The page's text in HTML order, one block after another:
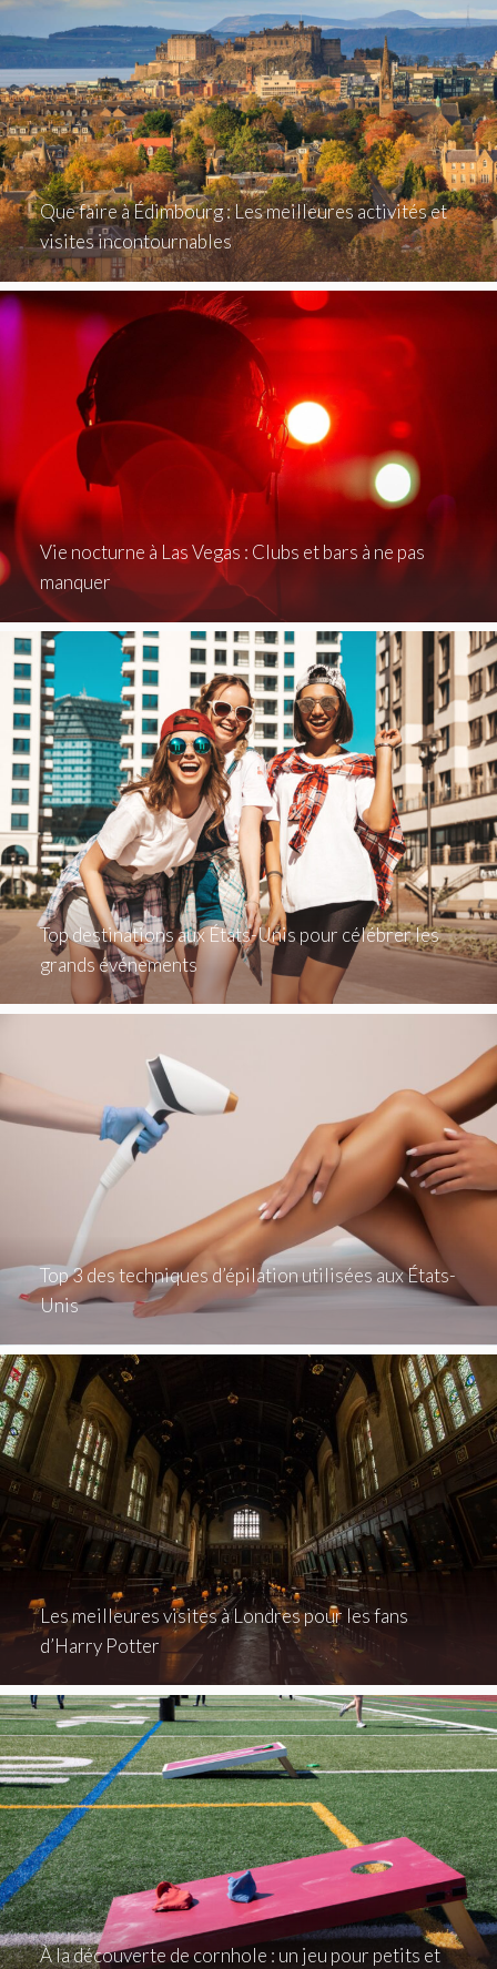
Que faire à Édimbourg : Les meilleures activités et
visites incontournables
Vie nocturne à Las Vegas : Clubs et bars à ne pas
manquer
Top destinations aux États-Unis pour célébrer les
grands événements
Top 3 des techniques d’épilation utilisées aux États-
Unis
Les meilleures visites à Londres pour les fans
d’Harry Potter
À la découverte de cornhole : un jeu pour petits et